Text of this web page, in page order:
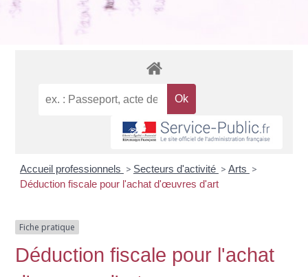
Accueil professionnels > Secteurs d'activité > Arts >
Déduction fiscale pour l'achat d'œuvres d'art
Fiche pratique
Déduction fiscale pour l'achat